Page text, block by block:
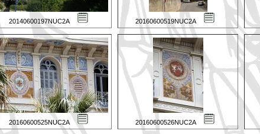
20140600197NUC2A 20160600519NUC2A
20160600525NUC2A 20160600526NUC2A